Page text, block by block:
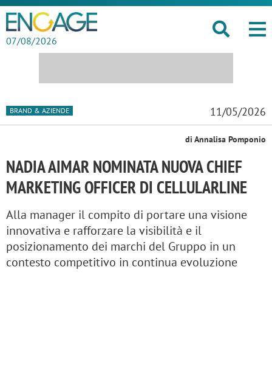
07/08/2026
BRAND & AZIENDE 11/05/2026
di Annalisa Pomponio
NADIA AIMAR NOMINATA NUOVA CHIEF
MARKETING OFFICER DI CELLULARLINE
Alla manager il compito di portare una visione
innovativa e rafforzare la visibilità e il
posizionamento dei marchi del Gruppo in un
contesto competitivo in continua evoluzione